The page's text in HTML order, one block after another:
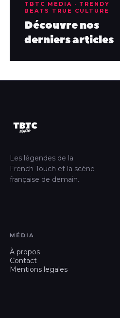
TBTC MEDIA · TRENDY
BEATS TRUE CULTURE
Découvre nos
derniers articles
Les légendes de la
French Touch et la scène
française de demain.
MÉDIA
À propos
Contact
Mentions legales